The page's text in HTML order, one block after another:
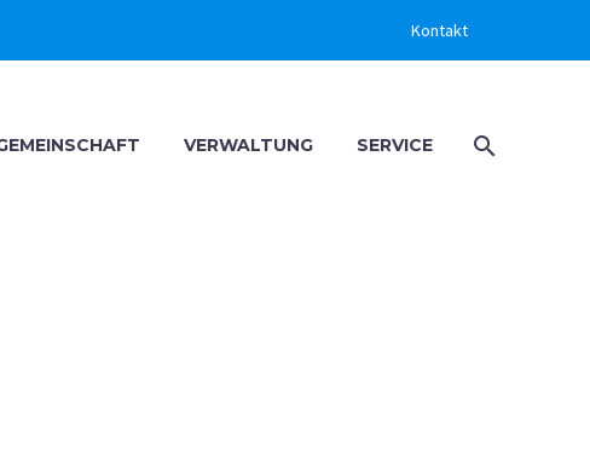
Kontakt
VERWALTUNG SERVICE